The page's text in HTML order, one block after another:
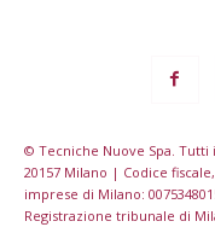
© Tecniche Nuove Spa. Tutti
20157 Milano | Codice
imprese di Milano:
Registrazione tribunale di